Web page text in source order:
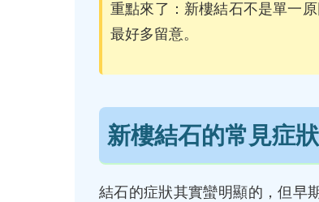
重點來了：新樓結石不是單一
最好多留意。
新樓結石的常見症狀
結石的症狀其實蠻明顯的，但早